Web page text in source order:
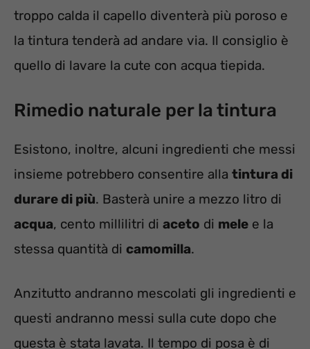
troppo calda il capello diventerà più poroso e
la tintura tenderà ad andare via. Il consiglio è
quello di lavare la cute con acqua tiepida.
Rimedio naturale per la tintura
Esistono, inoltre, alcuni ingredienti che messi
insieme potrebbero consentire alla tintura di
durare di più. Basterà unire a mezzo litro di
acqua, cento millilitri di aceto di mele e la
stessa quantità di camomilla.
Anzitutto andranno mescolati gli ingredienti e
questi andranno messi sulla cute dopo che
questa è stata lavata. Il tempo di posa è di